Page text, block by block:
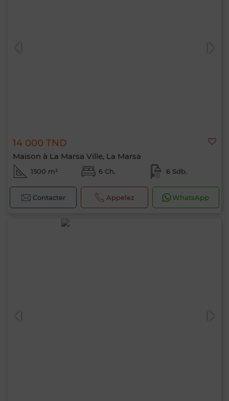
14 000 TND
Maison à La Marsa Ville, La Marsa
1500 m² 6 Ch. 6 Sdb.
Contacter Appelez WhatsApp